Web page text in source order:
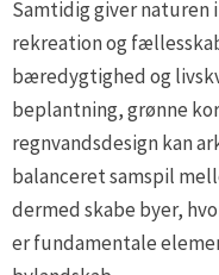
Samtidig giver
rekreation og
bæredygtighed og
beplantning, grønne
regnvandsdesign kan
balanceret samspil
dermed skabe byer,
er fundamentale